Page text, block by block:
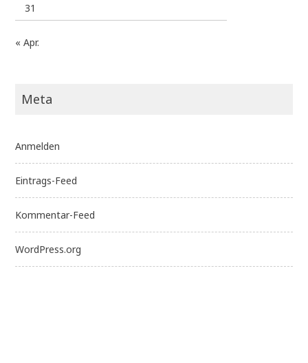
31
« Apr.
Meta
Anmelden
Eintrags-Feed
Kommentar-Feed
WordPress.org